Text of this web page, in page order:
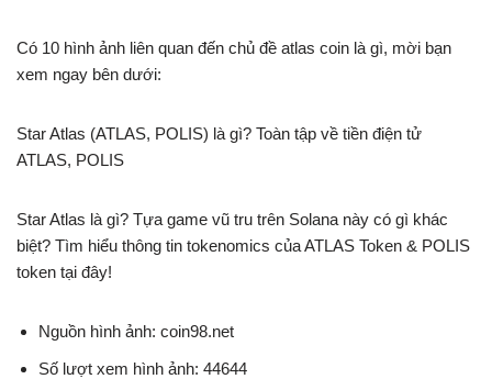
Có 10 hình ảnh liên quan đến chủ đề atlas coin là gì, mời bạn
xem ngay bên dưới:
Star Atlas (ATLAS, POLIS) là gì? Toàn tập về tiền điện tử
ATLAS, POLIS
Star Atlas là gì? Tựa game vũ tru trên Solana này có gì khác
biệt? Tìm hiểu thông tin tokenomics của ATLAS Token & POLIS
token tại đây!
Nguồn hình ảnh: coin98.net
Số lượt xem hình ảnh: 44644